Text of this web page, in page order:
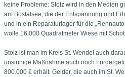
keine Probleme: Stolz wird in den Medien
am Bostalsee, die der Entspannung und
und in ein Reparaturlager für die
wolle 16.000 Quadratmeter Wiese mit
Stolz ist man im Kreis St. Wendel auch
unsinnige Maßnahme auch noch
800.000 € erhält. Gelder, die auch im St.